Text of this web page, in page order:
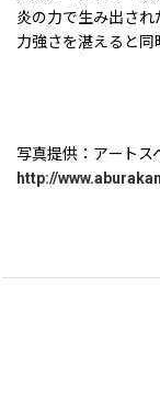
炎の力で生み出され
力強さを湛えると同
写真提供：アートス
http://